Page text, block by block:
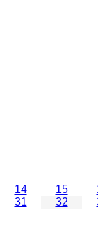
14 15
31 32